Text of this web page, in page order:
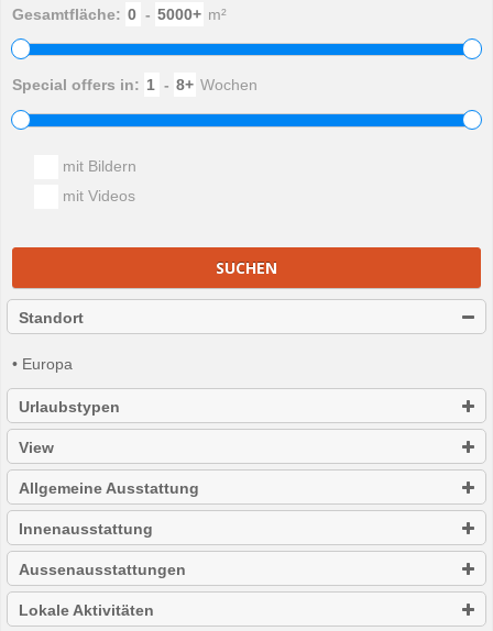
Gesamtfläche: - m²
Special offers in: - Wochen
mit Bildern
mit Videos
SUCHEN
Standort
• Europa
Urlaubstypen
View
Allgemeine Ausstattung
Innenausstattung
Aussenausstattungen
Lokale Aktivitäten